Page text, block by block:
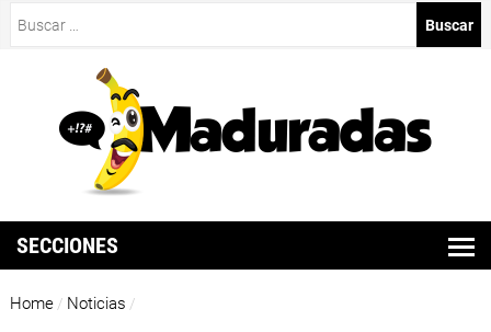
SECCIONES
Home / Noticias /